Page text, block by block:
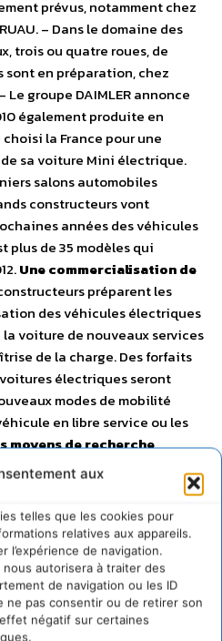
aux
telles que les cookies pour
relatives aux appareils.
l’expérience de navigation.
autorisera à traiter des
de navigation ou les ID
ne pas consentir ou de retirer son
négatif sur certaines
prévus, notamment chez
– Dans le domaine des
trois ou quatre roues, de
sont en préparation, chez
Le groupe DAIMLER annonce
également produite en
choisi la France pour une
sa voiture Mini électrique.
salons automobiles
constructeurs vont
années des véhicules
plus de 35 modèles qui
Une commercialisation de
préparent les
des véhicules électriques
voiture de nouveaux services
de la charge. Des forfaits
électriques seront
modes de mobilité
en libre service ou les
moyens de recherche
pour poursuivre le
en rupture
L’ADEME avait
le véhicule électrique : – le
de retenir 11 projets
projets de voitures
expérimentation de flotte de
; – trois projets de bus
; – deux projets de petits